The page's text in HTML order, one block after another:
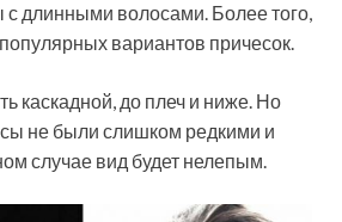
длинными волосами. Более того,
вариантов причесок.
каскадной, до плеч и ниже. Но
не были слишком редкими и
случае вид будет нелепым.